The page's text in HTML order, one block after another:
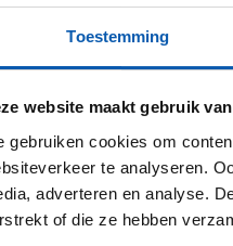
Toestemming
website maakt gebruik
gebruiken cookies om
te analyseren.
adverteren en analyse.
of die ze hebben
je beginnen met het
Het platform
en
heb je altijd een
partner te